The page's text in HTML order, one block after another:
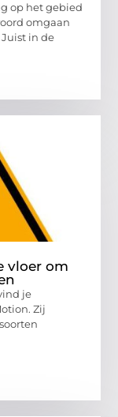
op het gebied
omgaan
in de
vloer om
je
Zij